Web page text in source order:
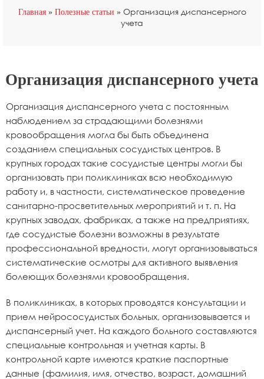
Главная Полезные статьи
Организация диспансерного
учета
Организация диспансерного учета
Организация диспансерного учета с постоянным
наблюдением за страдающими болезнями
кровообращения могла бы быть объединена
созданием специальных сосудистых центров. В
крупных городах такие сосудистые центры могли бы
организовать при поликлиниках всю необходимую
работу и, в частности, систематическое проведение
санитарно-просветительных мероприятий и т. п. На
крупных заводах, фабриках, а также на предприятиях,
где сосудистые болезни возможны в результате
профессиональной вредности, могут организовываться
систематические осмотры для активного выявления
болеющих болезнями кровообращения.
В поликлиниках, в которых проводятся консультации и
прием нейрососудистых больных, организовывается и
диспансерный учет. На каждого больного составляются
специальные контрольная и учетная карты. В
контрольной карте имеются краткие паспортные
данные (фамилия, имя, отчество, возраст, домашний